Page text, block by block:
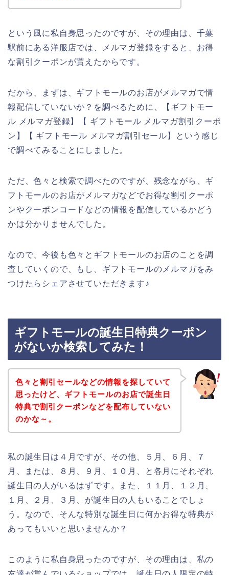
という風に私自身思ったのですが、その理由は、千葉
駅前にある洋服店では、メルマガ登録をすると、お得
な割引クーポンが貰えたからです。
だから、まずは、ギフトモールのお店がメルマガで情
報配信していないか？を調べるために、【ギフトモー
ル メルマガ登録】【 ギフトモール メルマガ割引クーポ
ン】【 ギフトモール メルマガ割引セール】という感じ
で調べてみることにしました。
ただ、色々と検索で調べたのですが、残念ながら、ギ
フトモールのお店がメルマガなどでお得な割引クーポ
ンやクーポンコードなどの情報を配信しているかどう
かは分かりませんでした。
なので、今後も色々とギフトモールのお店のことを調
査していくので、もし、ギフトモールのメルマガをみ
つけたらシェアさせていただきます♪
ギフトモールの誕生日特典クーポン
がないか検索してみた！
色々と割引セールなどの情報を探していて
思ったけど、ギフトモールのお店で誕生日
特典で割引クーポンなどを配布していない
のかな～。
私の誕生日は４月ですが、その他、５月、６月、７
月、または、８月、９月、１０月、と各月にそれぞれ
誕生日の人がいるはずです。また、１１月、１２月、
１月、２月、３月、が誕生日の人もいることでしょ
う。なので、そんな特別な誕生日に何かお得な特典が
あってもいいと思いませんか？
このように私自身思ったのですが、その理由は、私の